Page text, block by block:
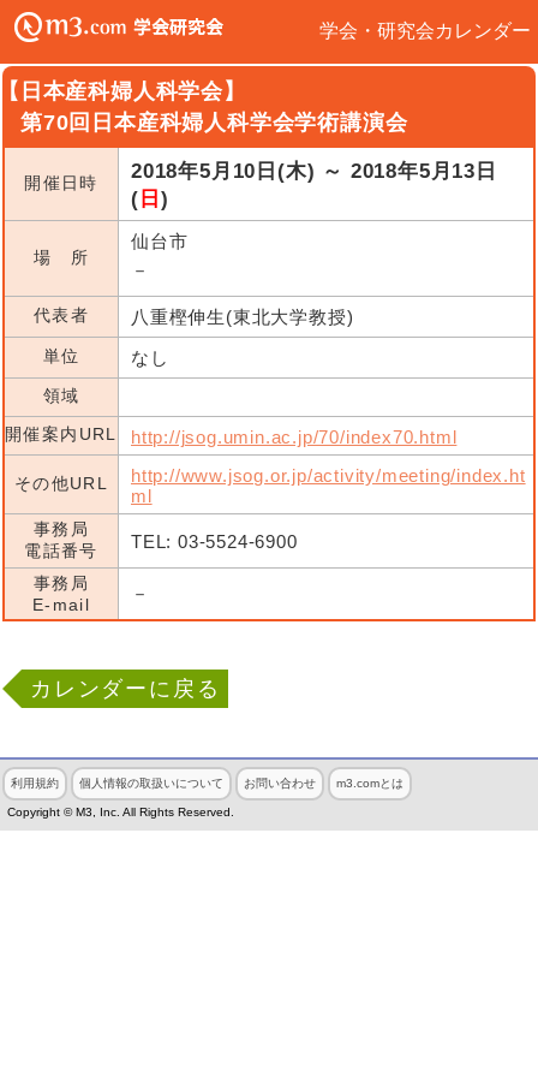
学会・研究会カレンダー
日本産科婦人科学会】
第70回日本産科婦人科学会学術講演会
開催日時
2018年5月10日(木) ～ 2018年5月13日
( 日 )
場 所
仙台市
－
代表者 八重樫伸生(東北大学教授)
単位 なし
領域
開催案内URL
http://jsog.umin.ac.jp/70/index70.html
その他URL
http://www.jsog.or.jp/activity/meeting/index.ht
ml
事務局
電話番号
TEL: 03-5524-6900
事務局
E-mail
－
カレンダーに戻る
利用規約 個人情報の取扱いについて お問い合わせ m3.comとは
Copyright © M3, Inc. All Rights Reserved.